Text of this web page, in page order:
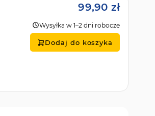
99,90 zł
Wysyłka w 1–2 dni robocze
Dodaj do koszyka